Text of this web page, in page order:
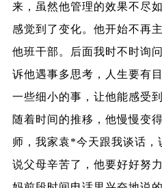
来，虽然他管理的效果不尽
感觉到了变化。他开始不再
他班干部。后面我时不时询
诉他遇事多思考，人生要有
一些细小的事，让他能感受
随着时间的推移，他慢慢变
师，我家袁*今天跟我谈话，
说父母辛苦了，他要好好努